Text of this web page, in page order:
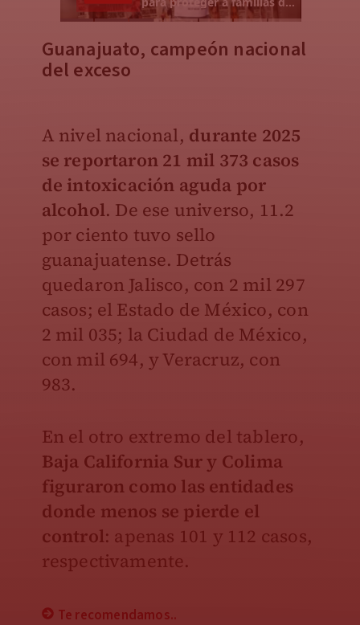
Guanajuato, campeón nacional
del exceso
A nivel nacional, durante 2025
se reportaron 21 mil 373 casos
de intoxicación aguda por
alcohol. De ese universo, 11.2
por ciento tuvo sello
guanajuatense. Detrás
quedaron Jalisco, con 2 mil 297
casos; el Estado de México, con
2 mil 035; la Ciudad de México,
con mil 694, y Veracruz, con
983.
En el otro extremo del tablero,
Baja California Sur y Colima
figuraron como las entidades
donde menos se pierde el
control: apenas 101 y 112 casos,
respectivamente.
Te recomendamos..